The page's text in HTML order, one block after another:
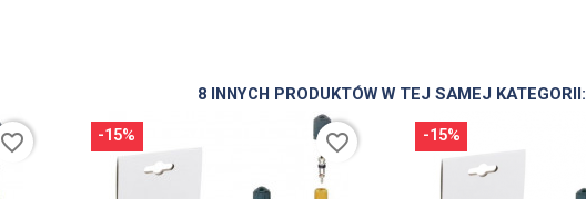
8 INNYCH PRODUKTÓW W TEJ SAMEJ KATEGORII:
favorite_border -15% favorite_border -15%